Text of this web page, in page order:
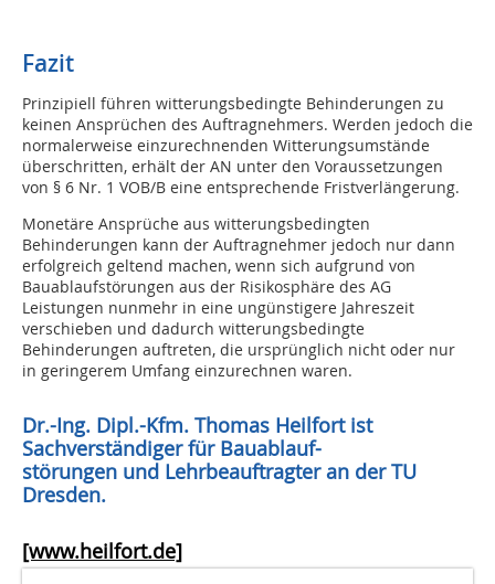
Fazit
Prinzipiell führen witterungsbedingte Behinderungen zu
keinen Ansprüchen des Auftragnehmers. Werden jedoch die
normalerweise einzurechnenden Witterungsumstände
überschritten, erhält der AN unter den Voraussetzungen
von § 6 Nr. 1 VOB/B eine entsprechende Fristverlängerung.
Monetäre Ansprüche aus witterungsbedingten
Behinderungen kann der Auftragnehmer jedoch nur dann
erfolgreich geltend machen, wenn sich aufgrund von
Bauablaufstörungen aus der Risikosphäre des AG
Leistungen nunmehr in eine ungünstigere Jahreszeit
verschieben und dadurch witterungsbedingte
Behinderungen auftreten, die ursprünglich nicht oder nur
in geringerem Umfang einzurechnen waren.
Dr.-Ing. Dipl.-Kfm. Thomas Heilfort ist
Sachverständiger für Bauablauf-
störungen und Lehrbeauftragter an der TU
Dresden.
[www.heilfort.de]